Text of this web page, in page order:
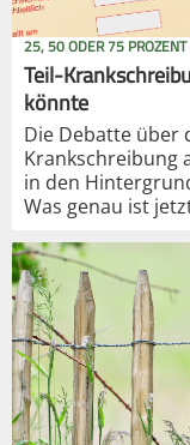
25, 50 ODER 75 PROZENT
Teil-
könnte
Die Debatte über
Krankschreibung
in den
Was genau ist